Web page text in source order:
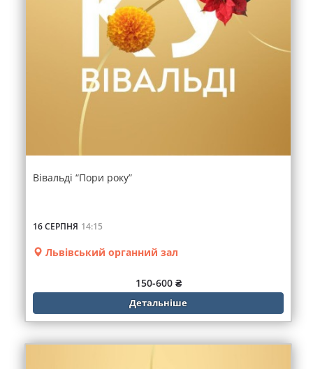
Вівальді “Пори року”
16 СЕРПНЯ 14:15
Львівський органний зал
150-600 ₴
Детальніше